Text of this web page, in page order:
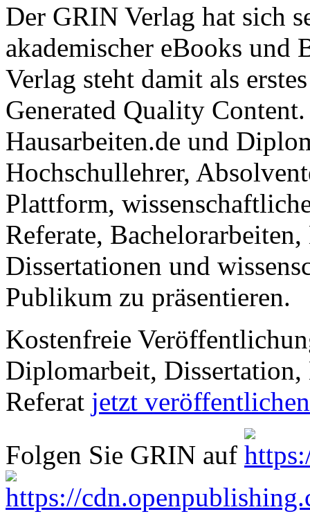
Der GRIN Verlag hat sich
akademischer eBooks und
Verlag steht damit als
Generated Quality
Hausarbeiten.de und
Hochschullehrer,
Plattform,
Referate,
Dissertationen und
Publikum zu präsentieren.
Kostenfreie
Diplomarbeit,
Referat jetzt
Folgen Sie GRIN auf